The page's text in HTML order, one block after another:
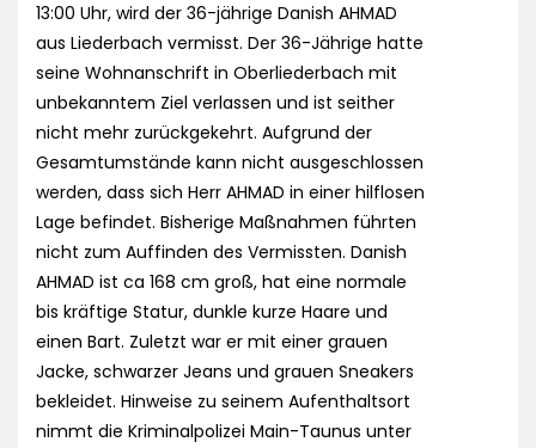
13:00 Uhr, wird der 36-jährige Danish AHMAD
aus Liederbach vermisst. Der 36-Jährige hatte
seine Wohnanschrift in Oberliederbach mit
unbekanntem Ziel verlassen und ist seither
nicht mehr zurückgekehrt. Aufgrund der
Gesamtumstände kann nicht ausgeschlossen
werden, dass sich Herr AHMAD in einer hilflosen
Lage befindet. Bisherige Maßnahmen führten
nicht zum Auffinden des Vermissten. Danish
AHMAD ist ca 168 cm groß, hat eine normale
bis kräftige Statur, dunkle kurze Haare und
einen Bart. Zuletzt war er mit einer grauen
Jacke, schwarzer Jeans und grauen Sneakers
bekleidet. Hinweise zu seinem Aufenthaltsort
nimmt die Kriminalpolizei Main-Taunus unter